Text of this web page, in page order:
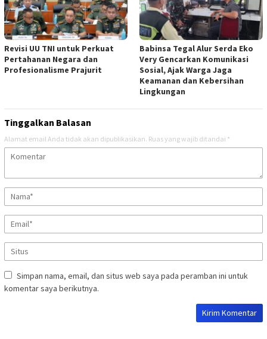
Revisi UU TNI untuk Perkuat
Pertahanan Negara dan
Profesionalisme Prajurit
Babinsa Tegal Alur Serda Eko
Very Gencarkan Komunikasi
Sosial, Ajak Warga Jaga
Keamanan dan Kebersihan
Lingkungan
Tinggalkan Balasan
Alamat email Anda tidak akan dipublikasikan. Ruas yang wajib ditandai *
Simpan nama, email, dan situs web saya pada peramban ini untuk
komentar saya berikutnya.